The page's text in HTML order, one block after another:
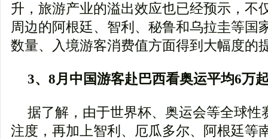
升，旅游产业的溢出效应也已经预示，不
周边的阿根廷、智利、秘鲁和乌拉圭等国
数量、入境游客消费值方面得到大幅度的
3、8月中国游客赴巴西看奥运平均6万
据了解，由于世界杯、奥运会等全球性
注度，再加上智利、厄瓜多尔、阿根廷等